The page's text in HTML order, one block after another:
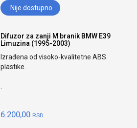
Nije dostupno
Difuzor za zanji M branik BMW E39
Limuzina (1995-2003)
Izrađena od visoko-kvalitetne ABS
plastike.
6.200,00 RSD.